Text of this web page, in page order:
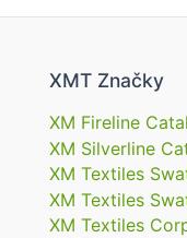
XMT Značky
XM Fireline
XM Silverline
XM Textiles
XM Textiles
XM Textiles